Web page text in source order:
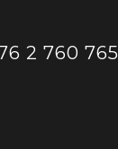
2 760 765